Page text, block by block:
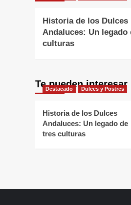
Historia de los Dulces
Andaluces: Un legado
culturas
Te pueden interesar
Destacado Dulces y Postres
Historia de los Dulces
Andaluces: Un legado de
tres culturas